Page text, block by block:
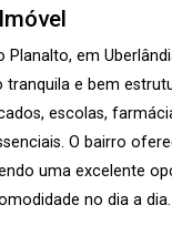
Planalto, em
tranquila e bem
escolas,
O bairro
uma excelente
no dia a dia.